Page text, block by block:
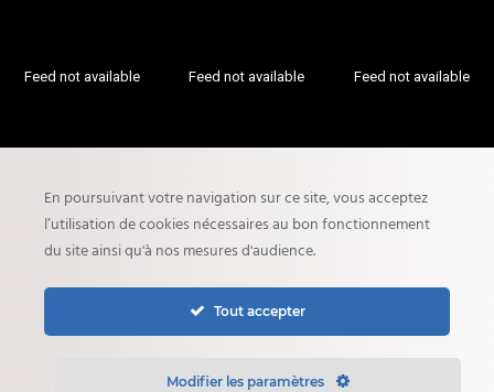
Feed not available Feed not available Feed not available
Politique de confidentialité
Plan du site
En poursuivant votre navigation sur ce site, vous acceptez
l’utilisation de cookies nécessaires au bon fonctionnement
du site ainsi qu'à nos mesures d'audience.
Tout accepter
Modifier les paramètres